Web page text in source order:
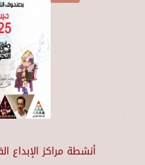
أنشطة مراكز الإبداع